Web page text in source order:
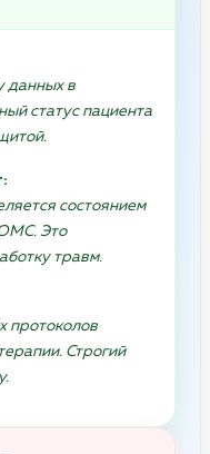
данных в
статус пациента
состоянием
ОМС. Это
травм.
протоколов
Строгий